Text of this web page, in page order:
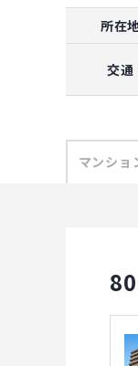
所在
交通
マンショ